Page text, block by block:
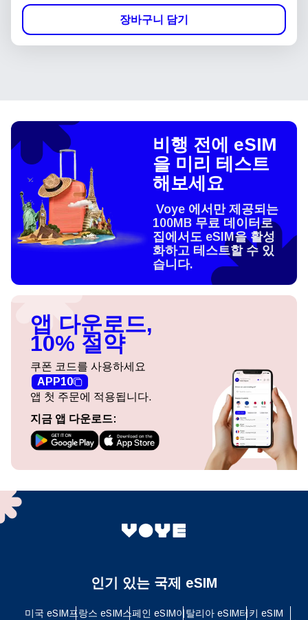
장바구니 담기
비행 전에 eSIM
을 미리 테스트
해보세요
Voye 에서만 제공되는
100MB 무료 데이터로
집에서도 eSIM을 활성
화하고 테스트할 수 있
습니다.
앱 다운로드,
10% 절약
쿠폰 코드를 사용하세요
APP10
앱 첫 주문에 적용됩니다.
지금 앱 다운로드:
인기 있는 국제 eSIM
미국 eSIM프랑스 eSIM스페인 eSIM이탈리아 eSIM터키 eSIM